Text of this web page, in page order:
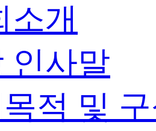
소개
인사말
적 및